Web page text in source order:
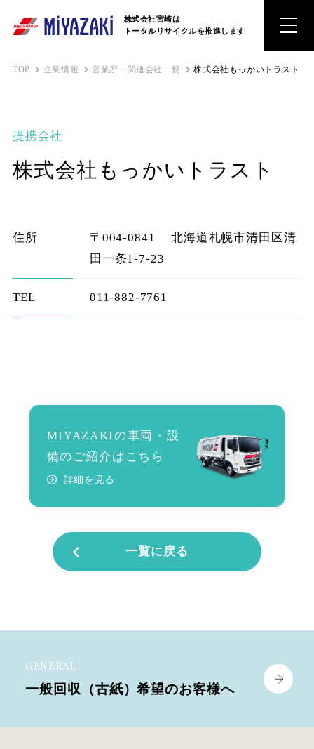
株式会社宮崎は
トータルリサイクルを推進します
TOP 企業情報 営業所・関連会社一覧 株式会社もっかいトラスト
提携会社
株式会社もっかいトラスト
住所 〒004-0841
北海道札幌市清田区清
田一条1-7-23
TEL 011-882-7761
MIYAZAKIの車両・設
備のご紹介はこちら
詳細を見る
一覧に戻る
GENERAL
一般回収（古紙）希望のお客様へ